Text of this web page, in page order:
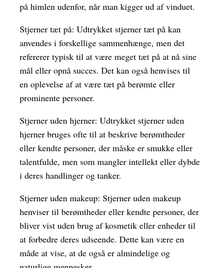
på himlen udenfor, når man kigger ud af vinduet.
Stjerner tæt på: Udtrykket stjerner tæt på kan
anvendes i forskellige sammenhænge, men det
refererer typisk til at være meget tæt på at nå sine
mål eller opnå succes. Det kan også henvises til
en oplevelse af at være tæt på berømte eller
prominente personer.
Stjerner uden hjerner: Udtrykket stjerner uden
hjerner bruges ofte til at beskrive berømtheder
eller kendte personer, der måske er smukke eller
talentfulde, men som mangler intellekt eller dybde
i deres handlinger og tanker.
Stjerner uden makeup: Stjerner uden makeup
henviser til berømtheder eller kendte personer, der
bliver vist uden brug af kosmetik eller enheder til
at forbedre deres udseende. Dette kan være en
måde at vise, at de også er almindelige og